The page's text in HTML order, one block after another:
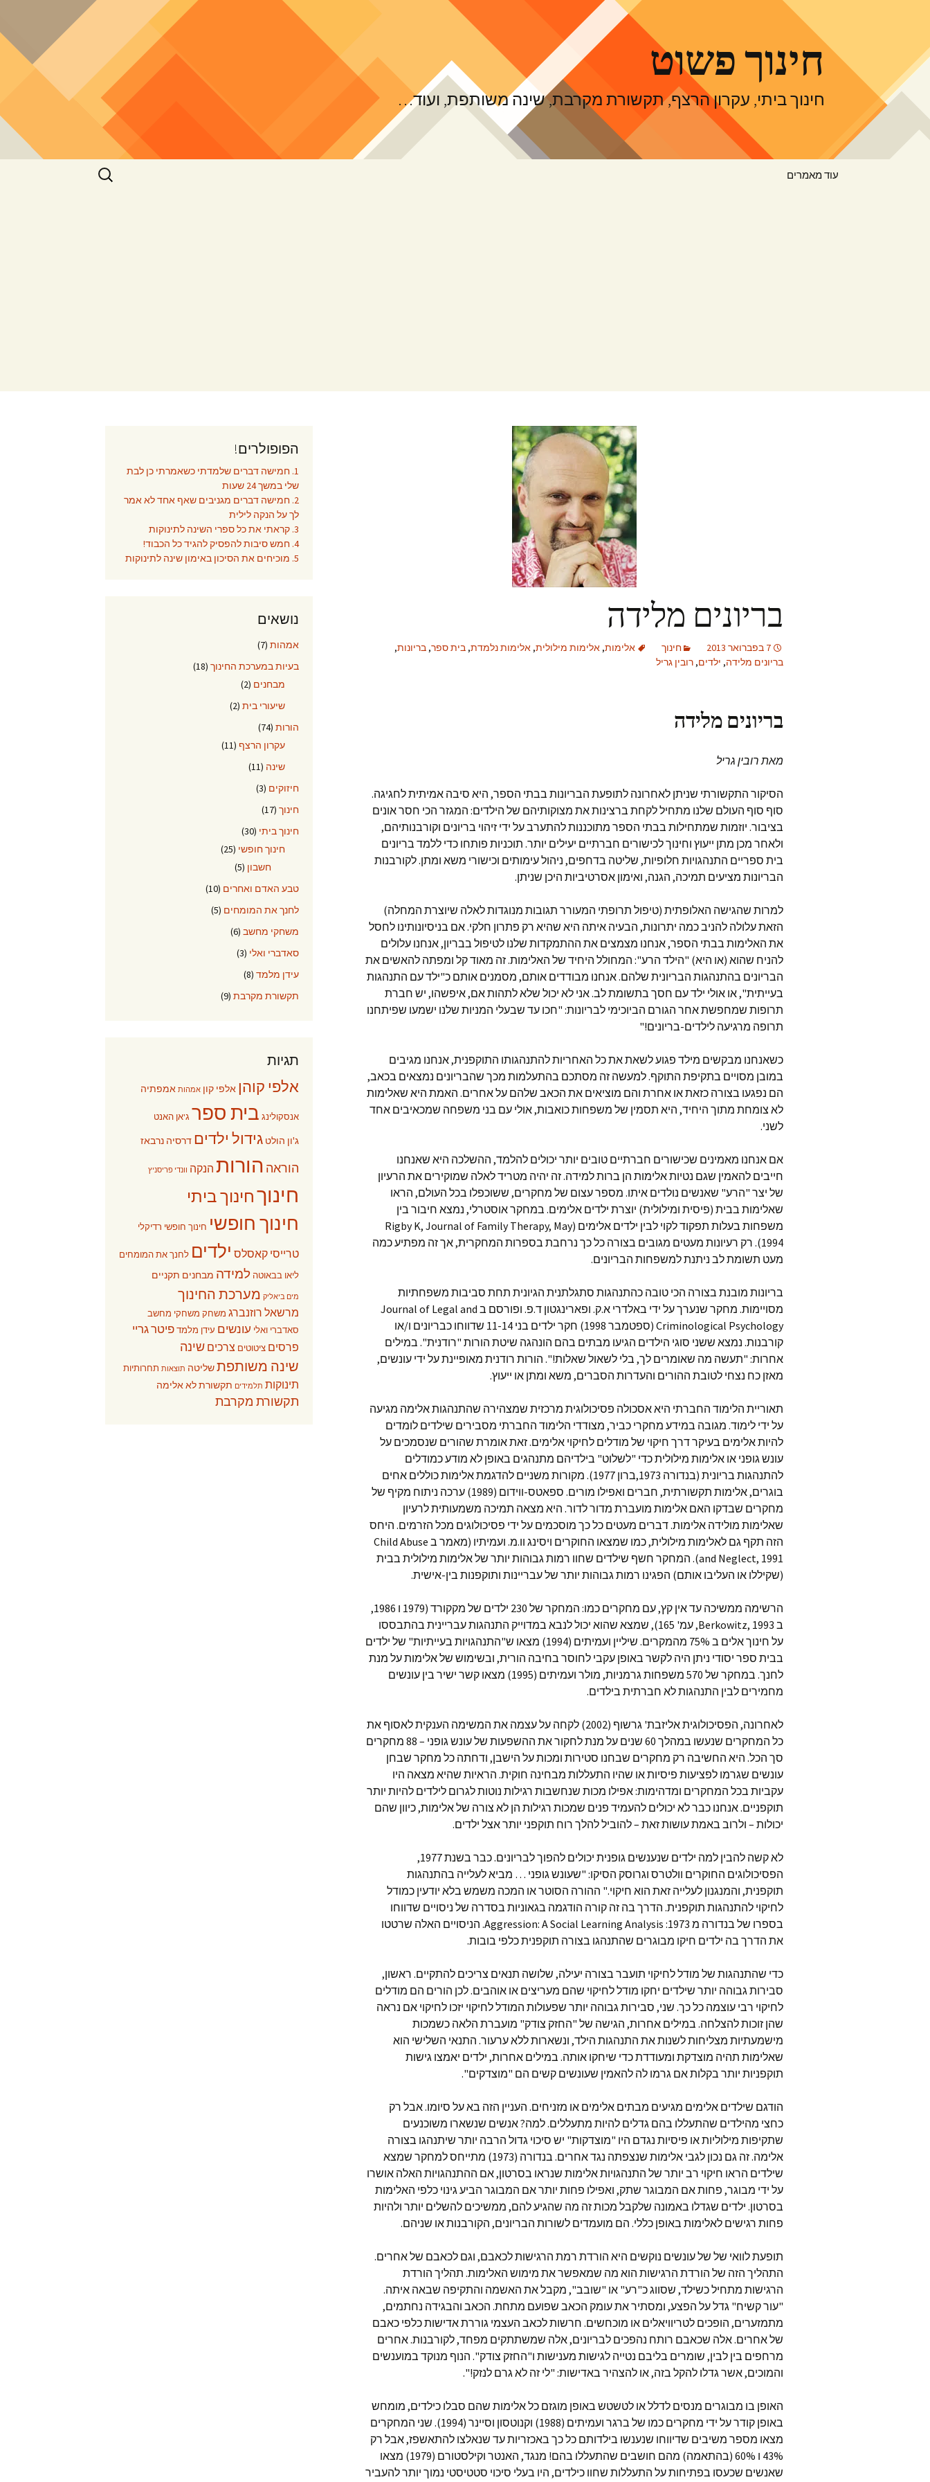
חינוך פשוט
חינוך ביתי, עקרון הרצף, תקשורת מקרבת, שינה משותפת, ועוד…
עוד מאמרים
חיפוש:
בריונים מלידה
7 בפברואר 2013 חינוך אלימות, אלימות מילולית, אלימות נלמדת, בית ספר, בריונות,
בריונים מלידה, ילדים, רובין גריל
בריונים מלידה
מאת רובין גריל
הסיקור התקשורתי שניתן לאחרונה לתופעת הבריונות בבתי הספר, היא סיבה אמיתית לחגיגה.
סוף סוף העולם שלנו מתחיל לקחת ברצינות את מצוקותיהם של הילדים: המגזר הכי חסר אונים
בציבור. יוזמות שמתחילות בבתי הספר מתוכננות להתערב על ידי זיהוי בריונים וקורבנותיהם,
ולאחר מכן מתן ייעוץ וחינוך לכישורים חברתיים יעילים יותר. תוכניות פותחו כדי ללמד בריונים
בית ספריים התנהגויות חלופיות, שליטה בדחפים, ניהול עימותים וכישורי משא ומתן. לקורבנות
הבריונות מציעים תמיכה, הגנה, ואימון אסרטיביות היכן שניתן.
למרות שהגישה האלופתית (טיפול תרופתי המעורר תגובות מנוגדות לאלה שיוצרת המחלה)
הזאת עלולה להניב כמה יתרונות, הבעיה איתה היא שהיא רק פתרון חלקי. אם בניסיונותינו לחסל
את האלימות בבתי הספר, אנחנו מצמצים את ההתמקדות שלנו לטיפול בבריון, אנחנו עלולים
להניח שהוא (או היא) "הילד הרע": המחולל היחיד של האלימות. זה מאוד קל ומפתה להאשים את
הבריונים בהתנהגות הבריונית שלהם. אנחנו מבודדים אותם, מסמנים אותם כ"ילד עם התנהגות
בעייתית", או אולי ילד עם חסך בתשומת לב. אני לא יכול שלא לתהות אם, איפשהו, יש חברת
תרופות שמחפשת אחר הגורם הביוכימי לבריונות: "חכו עד שבעלי המניות שלנו ישמעו שפיתחנו
תרופה מרגיעה לילדים-בריונים!"
כשאנחנו מבקשים מילד פגוע לשאת את כל האחריות להתנהגותו התוקפנית, אנחנו מגיבים
במובן מסויים בתקיפת התוקף. למעשה זה מסתכם בהתעלמות מכך שהבריונים נמצאים בכאב,
הם נפגעו בצורה כזאת או אחרת והם מוציאים את הכאב שלהם על אחרים. האמת היא שאלימות
לא צומחת מתוך היחיד, היא תסמין של משפחות כואבות, אולי עם בני משפחה שמכאיבים אחד
לשני.
אם אנחנו מאמינים שכישורים חברתיים טובים יותר יכולים להלמד, ההשלכה היא שאנחנו
חייבים להאמין שגם נטיות אלימות הן ברות למידה. זה יהיה מטריד לאלה שמוקירים את הרעיון
של יצר "הרע" שאנשים נולדים איתו. מספר עצום של מחקרים, ששוכפלו בכל העולם, הראו
שאלימות בבית (פיסית ומילולית) יוצרת ילדים אלימים. במחקר אוסטרלי, נמצא חיבור בין
משפחות בעלות תפקוד לקוי לבין ילדים אלימים (Rigby K, Journal of Family Therapy, May
1994). רק רעיונות מעטים מגובים בצורה כל כך נרחבת בספרות המחקרית, אך זה מפתיע כמה
מעט תשומת לב ניתנת למשפחות הבריונים.
בריונות מובנת בצורה הכי טובה כהתנהגות סתגלתנית הגיונית תחת סביבות משפחתיות
מסויימות. מחקר שנערך על ידי באלדרי א.ק. ופארינגטון ד.פ. ופורסם ב Journal of Legal and
Criminological Psychology (ספטמבר 1998) חקר ילדים בני 11-14 שדווחו כבריונים ו/או
קורבנות. נמצא ששני סוגי הילדים הגיעו מבתים בהם הונהגה שיטת הורות "רודנית". במילים
אחרות: "תעשה מה שאומרים לך, בלי לשאול שאלות!". הורות רודנית מאופיינת על ידי עונשים,
מאזן כח נצחי לטובת ההורים והעדרות הסברים, משא ומתן או ייעוץ.
תאוריית הלימוד החברתי היא אסכולה פסיכולוגית מרכזית שמצהירה שהתנהגות אלימה מגיעה
על ידי לימוד. מגובה במידע מחקרי כביר, מצודדי הלימוד החברתי מסבירים שילדים לומדים
להיות אלימים בעיקר דרך חיקוי של מודלים לחיקוי אלימים. זאת אומרת שהורים שנסמכים על
עונש גופני או אלימות מילולית כדי "לשלוט" בילדיהם מתנהגים באופן לא מודע כמודלים
להתנהגות בריונית (בנדורה 1973,ברון 1977). מקורות משניים להדגמת אלימות כוללים אחים
בוגרים, אלימות תקשורתית, חברים ואפילו מורים. ספאטס-ווידום (1989) ערכה ניתוח מקיף של
מחקרים שבדקו האם אלימות מועברת מדור לדור. היא מצאה תמיכה משמעותית לרעיון
שאלימות מולידה אלימות. דברים מעטים כל כך מוסכמים על ידי פסיכולוגים מכל הזרמים. היחס
הזה תקף גם לאלימות מילולית, כמו שמצאו החוקרים ויסינג וו.מ. ועמיתיו (מאמר ב Child Abuse
and Neglect, 1991). המחקר חשף שילדים שחוו רמות גבוהות יותר של אלימות מילולית בבית
(שקיללו או העליבו אותם) הפגינו רמות גבוהות יותר של עבריינות ותוקפנות בין-אישית.
הרשימה ממשיכה עד אין קץ, עם מחקרים כמו: המחקר של 230 ילדים של מקקורד (1979 ו 1986,
ב Berkowitz, 1993, עמ' 165), שמצא שהוא יכול לנבא במדוייק התנהגות עבריינית בהתבססו
על חינוך אלים ב 75% מהמקרים. שיליין ועמיתים (1994) מצאו ש"התנהגויות בעייתיות" של ילדים
בבית ספר יסודי ניתן היה לקשר באופן עקבי לחוסר בחיבה הורית, ובשימוש של אלימות על מנת
לחנך. במחקר של 570 משפחות גרמניות, מולר ועמיתים (1995) מצאו קשר ישיר בין עונשים
מחמירים לבין התנהגות לא חברתית בילדים.
לאחרונה, הפסיכולוגית אליזבת' גרשוף (2002) לקחה על עצמה את המשימה הענקית לאסוף את
כל המחקרים שנעשו במהלך 60 שנים על מנת לחקור את ההשפעות של עונש גופני – 88 מחקרים
סך הכל. היא החשיבה רק מחקרים שבחנו סטירות ומכות על הישבן, ודחתה כל מחקר שבחן
עונשים שגרמו לפציעות פיסיות או שהיו התעללות מבחינה חוקית. הראיות שהיא מצאה היו
עקביות בכל המחקרים ומדהימות: אפילו מכות שנחשבות רגילות נוטות לגרום לילדים להיות יותר
תוקפניים. אנחנו כבר לא יכולים להעמיד פנים שמכות רגילות הן לא צורה של אלימות, כיוון שהם
יכולות – ולרוב באמת עושות זאת – להוביל להלך רוח תוקפני יותר אצל ילדים.
לא קשה להבין למה ילדים שנענשים גופנית יכולים להפוך לבריונים. כבר בשנת 1977,
הפסיכולוגים החוקרים וולטרס וגרוסק הסיקו: "שעונש גופני … מביא לעלייה בהתנהגות
תוקפנית, והמנגנון לעלייה זאת הוא חיקוי." ההורה הסוטר או המכה משמש בלא יודעין כמודל
לחיקוי להתנהגות תוקפנית. הדרך בה זה קורה הודגמה בגאוניות בסדרה של ניסויים שדווחו
בספרו של בנדורה מ 1973: Aggression: A Social Learning Analysis. הניסויים האלה שרטטו
את הדרך בה ילדים חיקו מבוגרים שהתנהגו בצורה תוקפנית כלפי בובות.
כדי שהתנהגות של מודל לחיקוי תועבר בצורה יעילה, שלושה תנאים צריכים להתקיים. ראשון,
סבירות גבוהה יותר שילדים יחקו מודל לחיקוי שהם מעריצים או אוהבים. לכן הורים הם מודלים
לחיקוי רבי עוצמה כל כך. שני, סבירות גבוהה יותר שפעולות המודל לחיקוי יזכו לחיקוי אם נראה
שהן זוכות להצלחה. במילים אחרות, הגישה של "החזק צודק" מועברת הלאה כשמכות
מישמעתיות מצליחות לשנות את התנהגות הילד, ונשארות ללא ערעור. התנאי השלישי הוא
שאלימות תהיה מוצדקת ומעודדת כדי שיחקו אותה. במילים אחרות, ילדים יאמצו גישות
תוקפניות יותר בקלות אם גרמו לה להאמין שעונשים קשים הם "מוצדקים".
הודגם שילדים אלימים מגיעים מבתים אלימים או מזניחים. העניין הזה בא על סיומו. אבל רק
כחצי מהילדים שהתעללו בהם גדלים להיות מתעללים. למה? אנשים שנשארו משוכנעים
שתקיפות מילוליות או פיסיות נגדם היו "מוצדקות" יש סיכוי גדול הרבה יותר שיתנהגו בצורה
אלימה. זה גם נכון לגבי אלימות שנצפתה נגד אחרים. בנדורה (1973) מתייחס למחקר שמצא
שילדים הראו חיקוי רב יותר של התנהגויות אלימות שנראו בסרטון, אם ההתנהגויות האלה אושרו
על ידי מבוגר, פחות אם המבוגר שתק, ואפילו פחות יותר אם המבוגר הביע גינוי כלפי האלימות
בסרטון. ילדים שגדלו באמונה שלקבל מכות זה מה שהגיע להם, ממשיכים להשלים יותר ולהיות
פחות רגישים לאלימות באופן כללי. הם מועמדים לשורות הבריונים, הקורבנות או שניהם.
תופעת לוואי של של עונשים נוקשים היא הורדת רמת הרגישות לכאבם, וגם לכאבם של אחרים.
התהליך הזה של הורדת הרגישות הוא מה שמאפשר את מימוש האלימות. תהליך הורדת
הרגישות מתחיל כשילד, שסווג כ"רע" או "שובב", מקבל את האשמה והתקיפה שבאה איתה.
"עור קשיח" גדל על הפצע, ומסתיר את עומק הכאב שפועם מתחת. הכאב והבגידה נחתמים,
מתמזערים, הופכים לטריוויאלים או מוכחשים. חרשות לכאב העצמי גוררת אדישות כלפי כאבם
של אחרים. אלה שכאבם רותח נהפכים לבריונים, אלה שמשתתקים מפחד, לקורבנות. אחרים
מרחפים בין לבין, שומרים בליבם נטייה לגישות מענישות ו"החזק צודק". הנוף מנוקד במוענשים
והמוכים, אשר גדלו להקל בזה, או להצהיר באדישות: "לי זה לא גרם לנזק!".
האופן בו מבוגרים מנסים לדלל או לטשטש באופן מוגזם כל אלימות שהם סבלו כילדים, מומחש
באופן קודר על ידי מחקרים כמו של ברגר ועמיתים (1988) וקנוטסון וסיינר (1994). שני המחקרים
מצאו מספר משיבים שדיווחו שנענשו בילדותם כל כך באכזריות עד שנאלצו להתאשפז, אבל רק
43% ו 60% (בהתאמה) מהם חושבים שהתעללו בהם! מנגד, האנטר וקילסטורם (1979) מצאו
שאנשים שכעסו בפתיחות על התעללות שחוו כילדים, היו בעלי סיכוי סטטיסטי נמוך יותר להעביר
הפופולרים!
1. חמישה דברים שלמדתי כשאמרתי כן לבת
שלי במשך 24 שעות
2. חמישה דברים מגניבים שאף אחד לא אמר
לך על הנקה לילית
3. קראתי את כל ספרי השינה לתינוקות
4. חמש סיבות להפסיק להגיד כל הכבוד!
5. מוכיחים את הסיכון באימון שינה לתינוקות
נושאים
אמהות (7)
בעיות במערכת החינוך (18)
מבחנים (2)
שיעורי בית (2)
הורות (74)
עקרון הרצף (11)
שינה (11)
חיזוקים (3)
חינוך (17)
חינוך ביתי (30)
חינוך חופשי (25)
חשבון (5)
טבע האדם ואחרים (10)
לחנך את המומחים (5)
משחקי מחשב (6)
סאדברי ואלי (3)
עידן מלמד (8)
תקשורת מקרבת (9)
תגיות
אלפי קוהן אלפי קון אמהות אמפתיה
אנסקולינג בית ספר ג'אן האנט
ג'ון הולט גידול ילדים דרסיה נרבאז
הוראה הורות הנקה וונדי פריסניץ
חינוךחינוך ביתי
חינוך חופשי חינוך חופשי רדיקלי
טרייסי קאסלס ילדים לחנך את המומחים
ליאו בבאוטה למידה מבחנים תקניים
מים ביאליק מערכת החינוך
מרשאל רוזנברג משחק משחקי מחשב
סאדברי ואלי עונשים עידן מלמד פיטר גריי
פרסים ציטוטים צרכים שינה
שינה משותפתשליטה תוצאות תחרותיות
תינוקות תלמידים תקשורת לא אלימה
תקשורת מקרבת